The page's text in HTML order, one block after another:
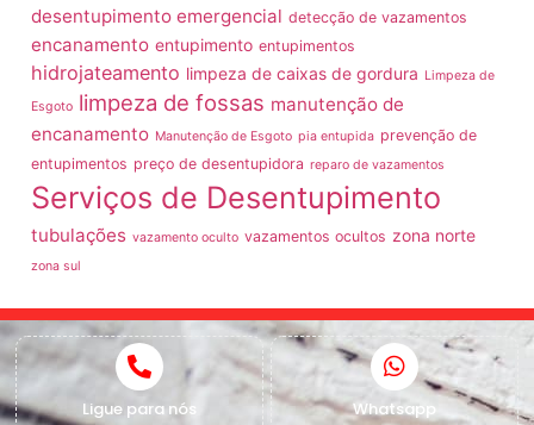
desentupimento emergencial detecção de vazamentos
encanamento entupimento entupimentos
hidrojateamento limpeza de caixas de gordura Limpeza de
Esgoto limpeza de fossas manutenção de
encanamento Manutenção de Esgoto pia entupida prevenção de
entupimentos preço de desentupidora reparo de vazamentos
Serviços de Desentupimento
tubulações vazamento oculto vazamentos ocultos zona norte
zona sul
Ligue para nós Whatsapp